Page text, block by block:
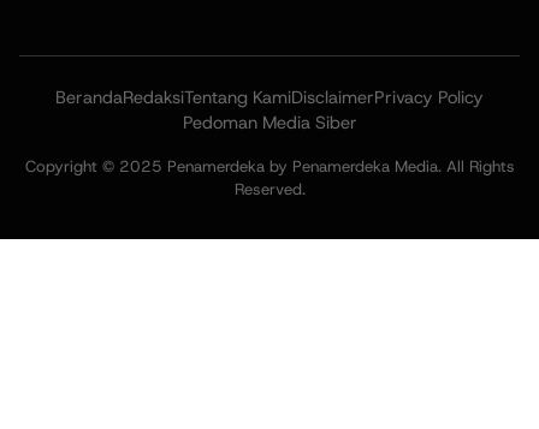
BerandaRedaksiTentang KamiDisclaimerPrivacy Policy
Pedoman Media Siber
Copyright © 2025 Penamerdeka by Penamerdeka Media. All Rights
Reserved.